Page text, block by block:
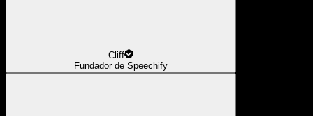
Cliff
Fundador de Speechify